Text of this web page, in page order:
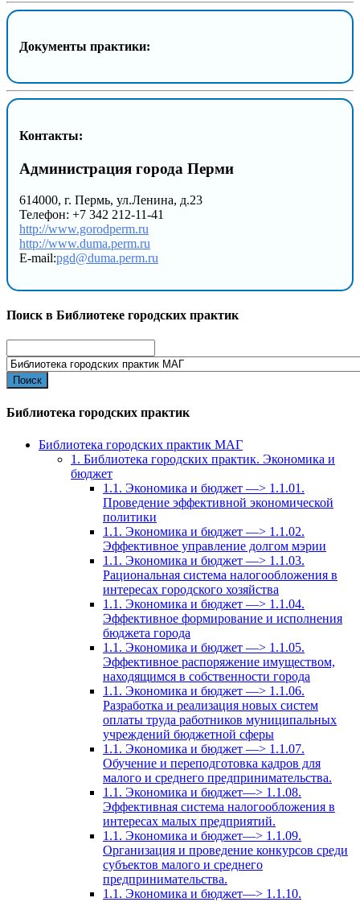
Документы практики:
Контакты:
Администрация города Перми
614000, г. Пермь, ул.Ленина, д.23
Телефон: +7 342 212-11-41
http://www.gorodperm.ru
http://www.duma.perm.ru
E-mail:pgd@duma.perm.ru
Поиск в Библиотеке городских практик
for:
Библиотека городских практик
Библиотека городских практик МАГ
1. Библиотека городских практик. Экономика и
бюджет
1.1. Экономика и бюджет —> 1.1.01.
Проведение эффективной экономической
политики
1.1. Экономика и бюджет —> 1.1.02.
Эффективное управление долгом мэрии
1.1. Экономика и бюджет —> 1.1.03.
Рациональная система налогообложения в
интересах городского хозяйства
1.1. Экономика и бюджет —> 1.1.04.
Эффективное формирование и исполнения
бюджета города
1.1. Экономика и бюджет —> 1.1.05.
Эффективное распоряжение имуществом,
находящимся в собственности города
1.1. Экономика и бюджет —> 1.1.06.
Разработка и реализация новых систем
оплаты труда работников муниципальных
учреждений бюджетной сферы
1.1. Экономика и бюджет —> 1.1.07.
Обучение и переподготовка кадров для
малого и среднего предпринимательства.
1.1. Экономика и бюджет—> 1.1.08.
Эффективная система налогообложения в
интересах малых предприятий.
1.1. Экономика и бюджет—> 1.1.09.
Организация и проведение конкурсов среди
субъектов малого и среднего
предпринимательства.
1.1. Экономика и бюджет—> 1.1.10.